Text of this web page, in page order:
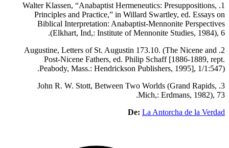
1. Walter Klassen, “Anabaptist
Principles and Practice,” in
Biblical Interpretation:
(Elkhart, Ind,: Institute of
2. Augustine, Letters of St. Augustin
Post-Nicene Fathers, ed.
Peabody, Mass.: Hendrickson
3. John R. W. Stott, Between Two
De: